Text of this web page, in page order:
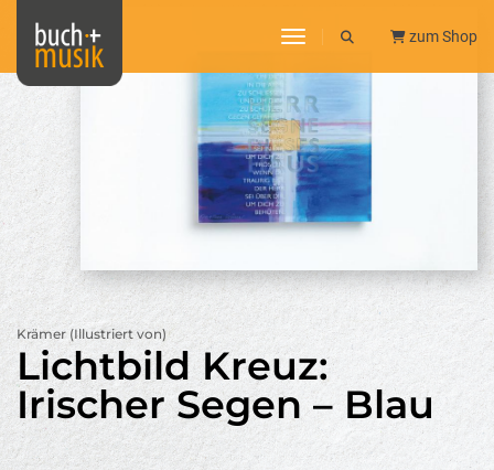
toggle navigation
zum Shop
Krämer (Illustriert von)
Lichtbild Kreuz:
Irischer Segen – Blau